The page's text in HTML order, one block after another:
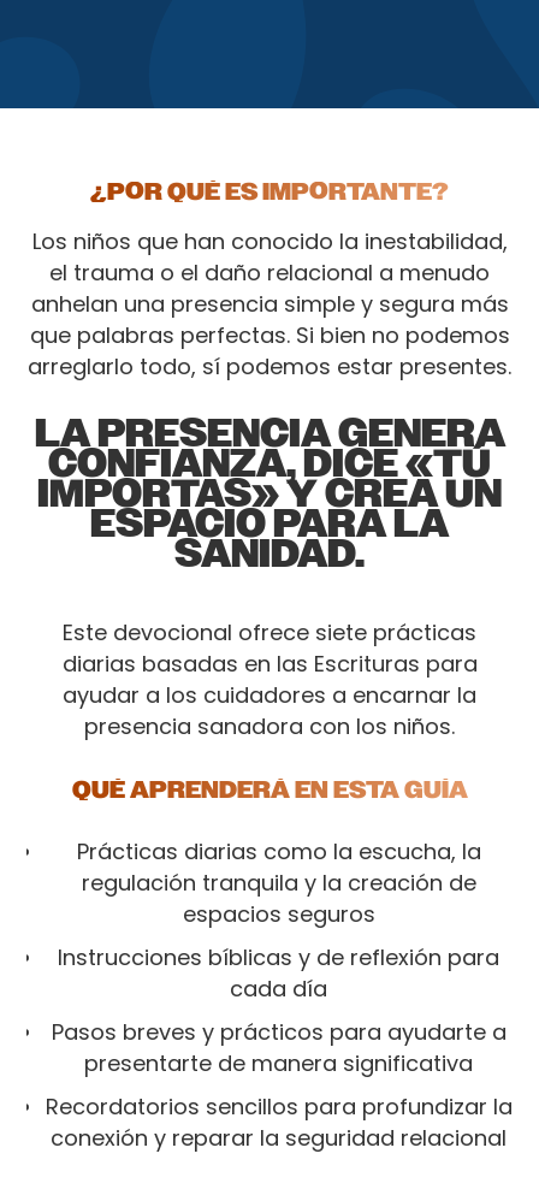
¿POR QUÉ ES IMPORTANTE?
Los niños que han conocido la inestabilidad,
el trauma o el daño relacional a menudo
anhelan una presencia simple y segura más
que palabras perfectas. Si bien no podemos
arreglarlo todo, sí podemos estar presentes.
LA PRESENCIA GENERA
CONFIANZA, DICE «TÚ
IMPORTAS» Y CREA UN
ESPACIO PARA LA
SANIDAD.
Este devocional ofrece siete prácticas
diarias basadas en las Escrituras para
ayudar a los cuidadores a encarnar la
presencia sanadora con los niños.
QUÉ APRENDERÁ EN ESTA GUÍA
Prácticas diarias como la escucha, la
regulación tranquila y la creación de
espacios seguros
Instrucciones bíblicas y de reflexión para
cada día
Pasos breves y prácticos para ayudarte a
presentarte de manera significativa
Recordatorios sencillos para profundizar la
conexión y reparar la seguridad relacional